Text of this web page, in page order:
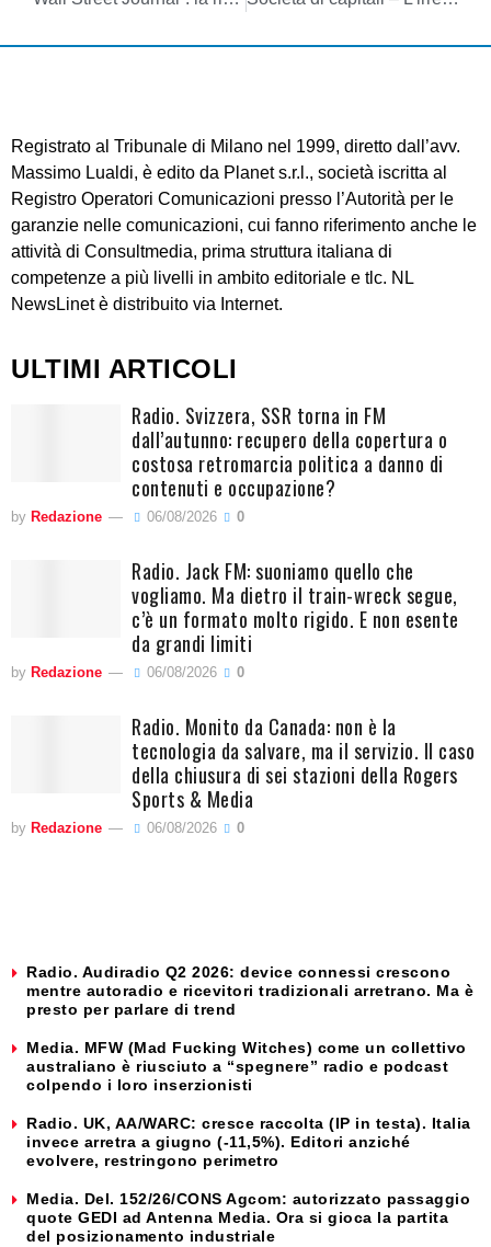
Registrato al Tribunale di Milano nel 1999, diretto dall’avv.
Massimo Lualdi, è edito da Planet s.r.l., società iscritta al
Registro Operatori Comunicazioni presso l’Autorità per le
garanzie nelle comunicazioni, cui fanno riferimento anche le
attività di Consultmedia, prima struttura italiana di
competenze a più livelli in ambito editoriale e tlc. NL
NewsLinet è distribuito via Internet.
ULTIMI ARTICOLI
Radio. Svizzera, SSR torna in FM
dall’autunno: recupero della copertura o
costosa retromarcia politica a danno di
contenuti e occupazione?
by Redazione 06/08/2026 0
Radio. Jack FM: suoniamo quello che
vogliamo. Ma dietro il train-wreck segue,
c’è un formato molto rigido. E non esente
da grandi limiti
by Redazione 06/08/2026 0
Radio. Monito da Canada: non è la
tecnologia da salvare, ma il servizio. Il caso
della chiusura di sei stazioni della Rogers
Sports & Media
by Redazione 06/08/2026 0
Radio. Audiradio Q2 2026: device connessi crescono
mentre autoradio e ricevitori tradizionali arretrano. Ma è
presto per parlare di trend
Media. MFW (Mad Fucking Witches) come un collettivo
australiano è riusciuto a “spegnere” radio e podcast
colpendo i loro inserzionisti
Radio. UK, AA/WARC: cresce raccolta (IP in testa). Italia
invece arretra a giugno (-11,5%). Editori anziché
evolvere, restringono perimetro
Media. Del. 152/26/CONS Agcom: autorizzato passaggio
quote GEDI ad Antenna Media. Ora si gioca la partita
del posizionamento industriale